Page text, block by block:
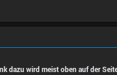
dazu wird meist oben auf der